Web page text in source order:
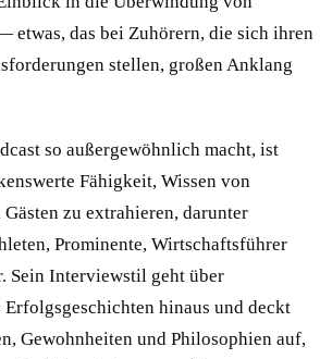
etwas, das bei Zuhörern, die sich ihren
stellen, großen Anklang
so außergewöhnlich macht, ist
Fähigkeit, Wissen von
zu extrahieren, darunter
Prominente, Wirtschaftsführer
Sein Interviewstil geht über
hinaus und deckt
Gewohnheiten und Philosophien auf,